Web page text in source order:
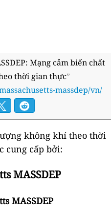
Mạng cảm biến chất
thời gian thực”
massdep/vn/
không khí theo thời
cung cấp bởi:
MASSDEP
MASSDEP